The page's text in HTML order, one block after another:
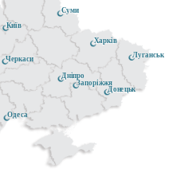
Донецьк
Черкаси
Київ
Луганськ
Дніпро
Одеса
Суми
Запоріжжя
Харків